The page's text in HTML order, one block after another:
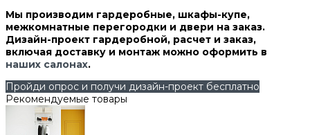
Мы производим гардеробные, шкафы-купе,
межкомнатные перегородки и двери на заказ.
Дизайн-проект гардеробной, расчет и заказ,
включая доставку и монтаж можно оформить в
наших салонах.
Пройди опрос и получи дизайн-проект бесплатно
Рекомендуемые товары